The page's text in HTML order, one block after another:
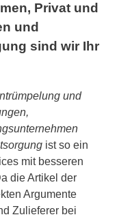
Privat und
und
sind wir Ihr
und
ist so ein
mit besseren
die Artikel der
Argumente
Zulieferer bei